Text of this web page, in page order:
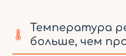
Температура
больше, чем